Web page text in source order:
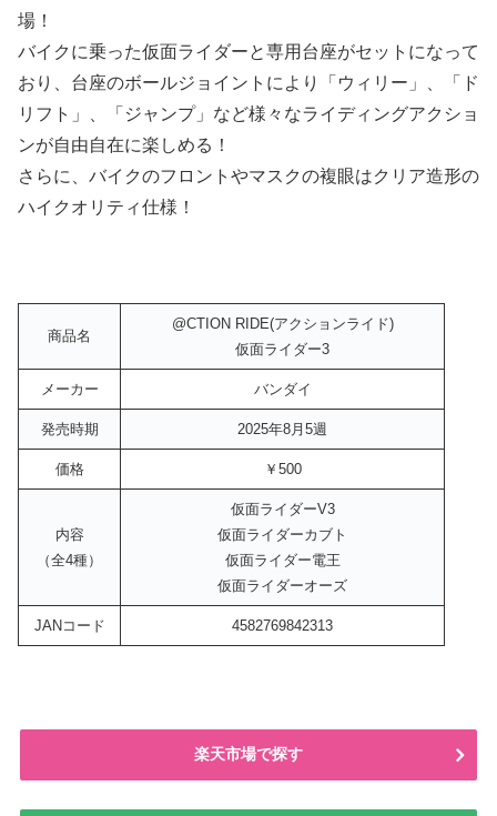
場！
バイクに乗った仮面ライダーと専用台座がセットになって
おり、台座のボールジョイントにより「ウィリー」、「ド
リフト」、「ジャンプ」など様々なライディングアクショ
ンが自由自在に楽しめる！
さらに、バイクのフロントやマスクの複眼はクリア造形の
ハイクオリティ仕様！
商品名
@CTION RIDE(アクションライド)
仮面ライダー3
メーカー バンダイ
発売時期 2025年8月5週
価格 ￥500
内容
（全4種）
仮面ライダーV3
仮面ライダーカブト
仮面ライダー電王
仮面ライダーオーズ
JANコード 4582769842313
楽天市場で探す